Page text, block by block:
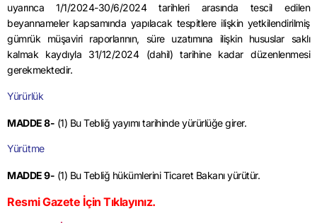
uyarınca 1/1/2024-30/6/2024 tarihleri arasında tescil edilen
beyannameler kapsamında yapılacak tespitlere ilişkin yetkilendirilmiş
gümrük müşaviri raporlarının, süre uzatımına ilişkin hususlar saklı
kalmak kaydıyla 31/12/2024 (dahil) tarihine kadar düzenlenmesi
gerekmektedir.
Yürürlük
MADDE 8- (1) Bu Tebliğ yayımı tarihinde yürürlüğe girer.
Yürütme
MADDE 9- (1) Bu Tebliğ hükümlerini Ticaret Bakanı yürütür.
Resmi Gazete İçin Tıklayınız.